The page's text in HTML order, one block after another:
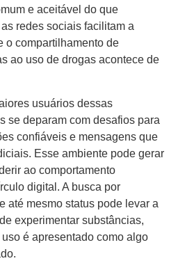
e aceitável do que
redes sociais facilitam a
o compartilhamento de
ao uso de drogas acontece de
usuários dessas
se deparam com desafios para
confiáveis e mensagens que
Esse ambiente pode gerar
ao comportamento
digital. A busca por
até mesmo status pode levar a
experimentar substâncias,
é apresentado como algo